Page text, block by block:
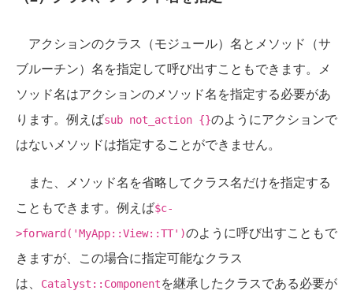
アクションのクラス（モジュール）名とメソッド（サ
ブルーチン）名を指定して呼び出すこともできます。メ
ソッド名はアクションのメソッド名を指定する必要があ
ります。例えばsub not_action {}のようにアクションで
はないメソッドは指定することができません。
また、メソッド名を省略してクラス名だけを指定する
こともできます。例えば$c-
>forward('MyApp::View::TT')のように呼び出すこともで
きますが、この場合に指定可能なクラス
は、
Catalyst::Componentを継承したクラスである必要が